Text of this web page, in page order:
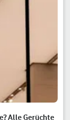
Alle Gerüchte